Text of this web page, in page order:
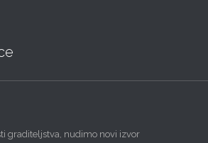
graditeljstva, nudimo novi izvor